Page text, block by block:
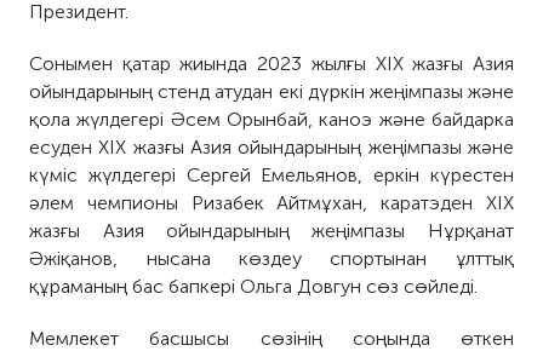
Президент.
Сонымен қатар жиында 2023 жылғы XIX жазғы Азия
ойындарының стенд атудан екі дүркін жеңімпазы және
қола жүлдегері Әсем Орынбай, каноэ және байдарка
есуден XIX жазғы Азия ойындарының жеңімпазы және
күміс жүлдегері Сергей Емельянов, еркін күрестен
әлем чемпионы Ризабек Айтмұхан, каратэден XIX
жазғы Азия ойындарының жеңімпазы Нұрқанат
Әжіқанов, нысана көздеу спортынан ұлттық
құраманың бас бапкері Ольга Довгун сөз сөйледі.
Мемлекет басшысы сөзінің соңында өткен